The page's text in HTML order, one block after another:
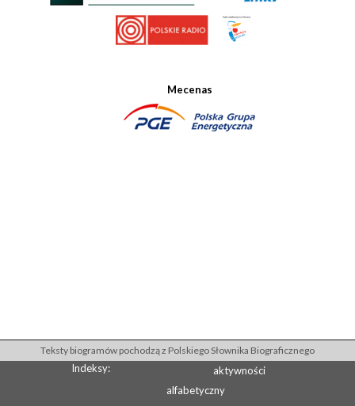
Mecenas
Teksty biogramów pochodzą z Polskiego Słownika Biograficznego
Indeksy:
aktywności
alfabetyczny